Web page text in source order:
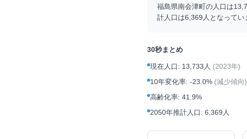
福島県南会津町の人口は
計人口は6,369 人となってい
30秒まとめ
現在人口: 13,733人 (2023年)
10年変化率: -23.0% (減少傾向)
高齢化率: 41.9%
2050年推計人口: 6,369人